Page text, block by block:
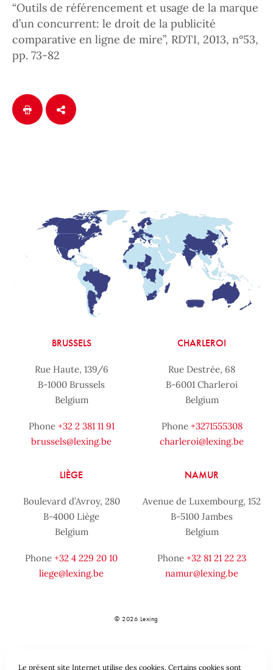
“Outils de référencement et usage de la marque
d’un concurrent: le droit de la publicité
comparative en ligne de mire”, RDTI, 2013, n°53,
pp. 73-82
BRUSSELS
Rue Haute, 139/6
B-1000 Brussels
Belgium
Phone +32 2 381 11 91
brussels@lexing.be
CHARLEROI
Rue Destrée, 68
B-6001 Charleroi
Belgium
Phone +3271555308
charleroi@lexing.be
LIÈGE
Boulevard d’Avroy, 280
B-4000 Liège
Belgium
Phone +32 4 229 20 10
liege@lexing.be
NAMUR
Avenue de Luxembourg, 152
B-5100 Jambes
Belgium
Phone +32 81 21 22 23
namur@lexing.be
© 2026 Lexing
Le présent site Internet utilise des cookies. Certains cookies sont